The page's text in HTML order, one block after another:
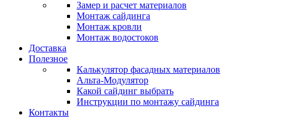
Замер и расчет материалов
Монтаж сайдинга
Монтаж кровли
Монтаж водостоков
Доставка
Полезное
Калькулятор фасадных материалов
Альта-Модулятор
Какой сайдинг выбрать
Инструкции по монтажу сайдинга
Контакты